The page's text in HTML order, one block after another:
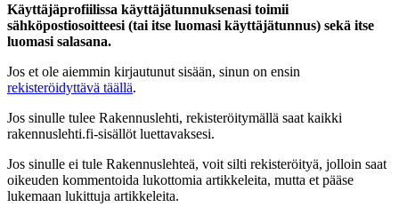
Käyttäjäprofiilissa käyttäjätunnuksenasi toimii
sähköpostiosoitteesi (tai itse luomasi käyttäjätunnus) sekä itse
luomasi salasana.
Jos et ole aiemmin kirjautunut sisään, sinun on ensin
rekisteröidyttävä täällä.
Jos sinulle tulee Rakennuslehti, rekisteröitymällä saat kaikki
rakennuslehti.fi-sisällöt luettavaksesi.
Jos sinulle ei tule Rakennuslehteä, voit silti rekisteröityä, jolloin saat
oikeuden kommentoida lukottomia artikkeleita, mutta et pääse
lukemaan lukittuja artikkeleita.